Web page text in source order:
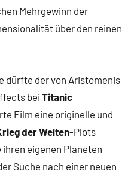
Mehrgewinn der
über den reinen
dürfte der von Aristomenis
bei Titanic
Film eine originelle und
der Welten-Plots
eigenen Planeten
Suche nach einer neuen